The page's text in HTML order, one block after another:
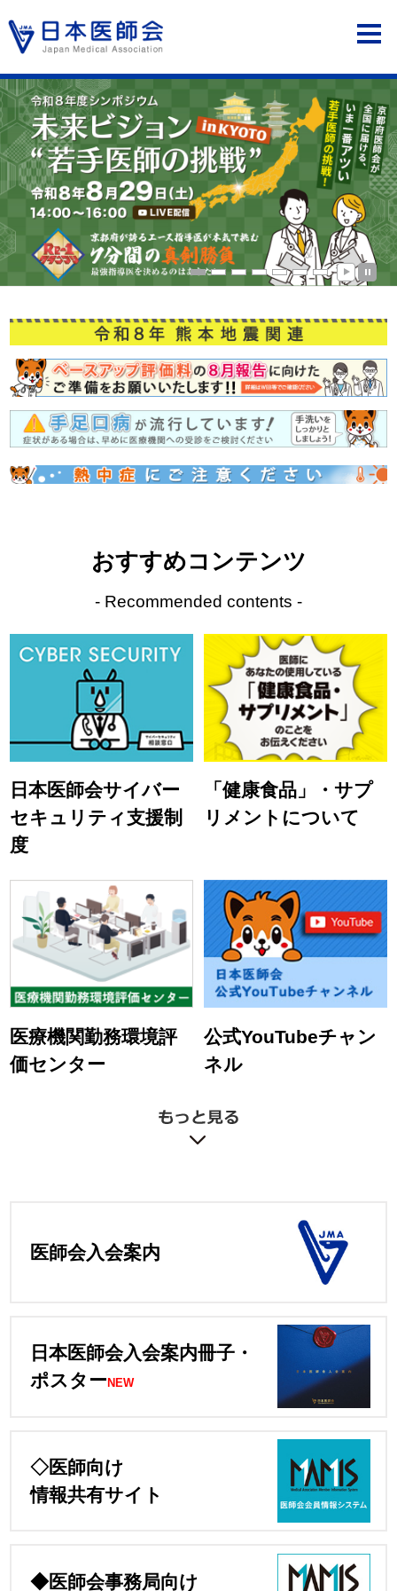
おすすめコンテンツ
- Recommended contents -
日本医師会サイバー
セキュリティ支援制
度
「健康食品」・サプ
リメントについて
医療機関勤務環境評
価センター
公式YouTubeチャン
ネル
医師会入会案内
日本医師会入会案内冊子・
ポスターNEW
◇医師向け
情報共有サイト
◆医師会事務局向け